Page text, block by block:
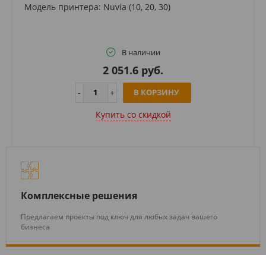
Модель принтера: Nuvia (10, 20, 30)
В наличии
2 051.6 руб.
В КОРЗИНУ
Купить cо скидкой
Комплексные решения
Предлагаем проекты под ключ для любых задач вашего
бизнеса